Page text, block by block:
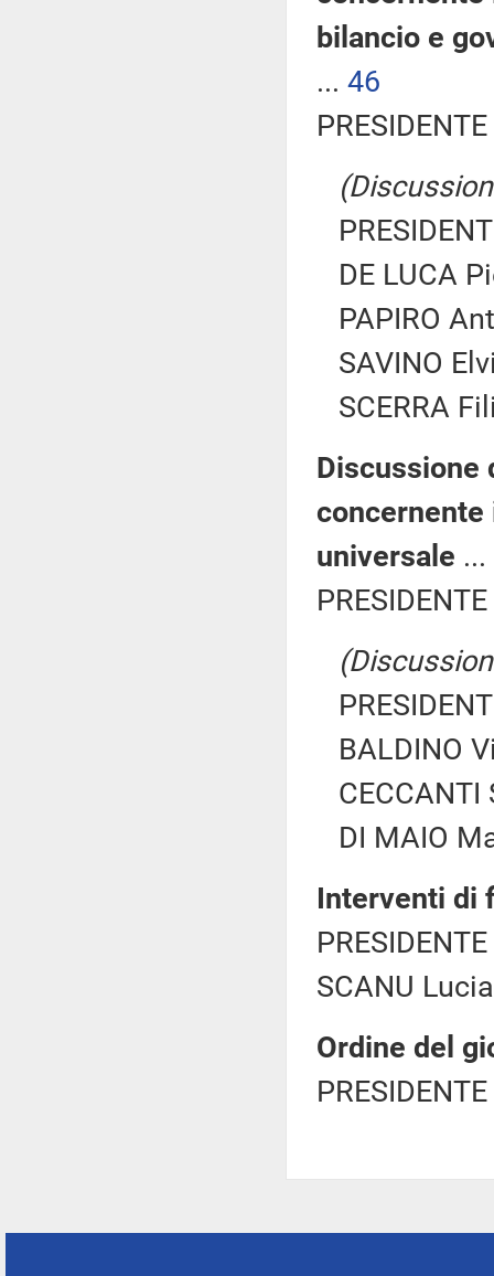
bilancio e
... 46
DE LUCA
PAPIRO
SAVINO
SCERRA
Discussione
universale ...
BALDINO
DI MAIO
Interventi di
SCANU
Ordine del